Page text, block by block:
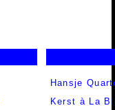
Hansje
Kerst à La